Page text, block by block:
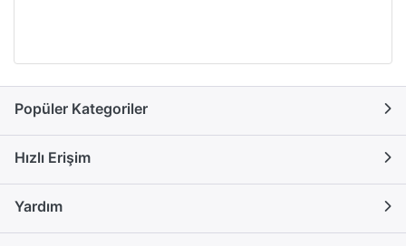
Popüler Kategoriler
Hızlı Erişim
Yardım